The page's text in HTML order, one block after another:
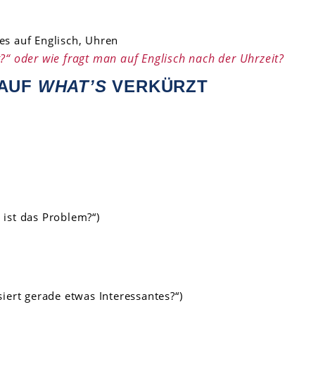
oder wie fragt man auf Englisch nach der Uhrzeit?
WHAT’S VERKÜRZT
das Problem?“)
gerade etwas Interessantes?“)